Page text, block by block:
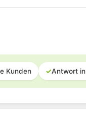
Kunden ✓Antwort